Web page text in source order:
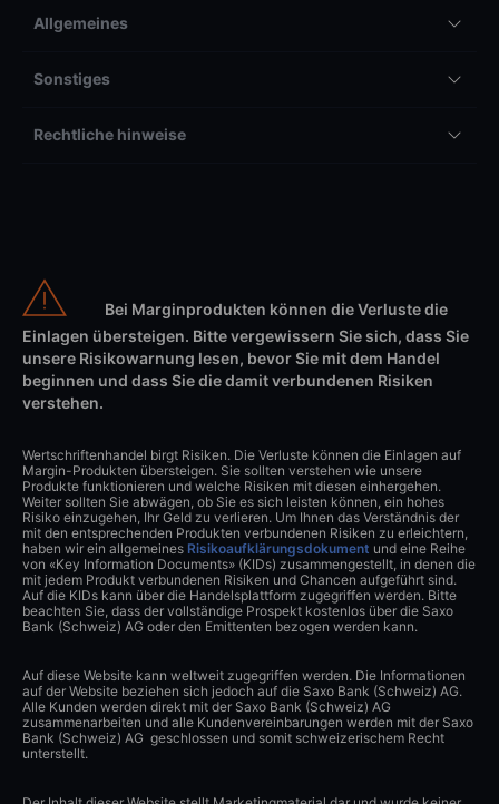
Allgemeines
Sonstiges
Rechtliche hinweise
Bei Marginprodukten können die Verluste die
Einlagen übersteigen. Bitte vergewissern Sie sich, dass Sie
unsere Risikowarnung lesen, bevor Sie mit dem Handel
beginnen und dass Sie die damit verbundenen Risiken
verstehen.
Wertschriftenhandel birgt Risiken. Die Verluste können die Einlagen auf
Margin-Produkten übersteigen. Sie sollten verstehen wie unsere
Produkte funktionieren und welche Risiken mit diesen einhergehen.
Weiter sollten Sie abwägen, ob Sie es sich leisten können, ein hohes
Risiko einzugehen, Ihr Geld zu verlieren. Um Ihnen das Verständnis der
mit den entsprechenden Produkten verbundenen Risiken zu erleichtern,
haben wir ein allgemeines Risikoaufklärungsdokument und eine Reihe
von «Key Information Documents» (KIDs) zusammengestellt, in denen die
mit jedem Produkt verbundenen Risiken und Chancen aufgeführt sind.
Auf die KIDs kann über die Handelsplattform zugegriffen werden. Bitte
beachten Sie, dass der vollständige Prospekt kostenlos über die Saxo
Bank (Schweiz) AG oder den Emittenten bezogen werden kann.
Auf diese Website kann weltweit zugegriffen werden. Die Informationen
auf der Website beziehen sich jedoch auf die Saxo Bank (Schweiz) AG.
Alle Kunden werden direkt mit der Saxo Bank (Schweiz) AG
zusammenarbeiten und alle Kundenvereinbarungen werden mit der Saxo
Bank (Schweiz) AG geschlossen und somit schweizerischem Recht
unterstellt.